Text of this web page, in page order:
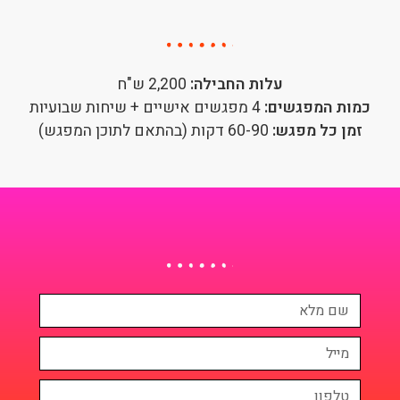
עלות החבילה:
כמות המפגשים: 4 מפגשים אישיים + שיחות שבועיות
זמן כל מפגש: 60-90 דקות (בהתאם לתוכן המפגש)